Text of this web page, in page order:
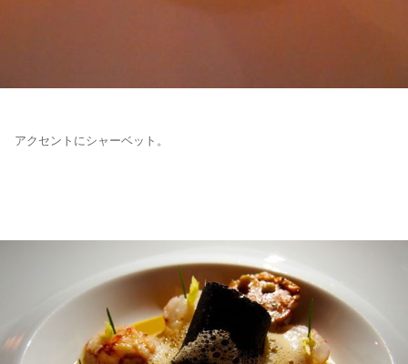
アクセントにシャーベット。